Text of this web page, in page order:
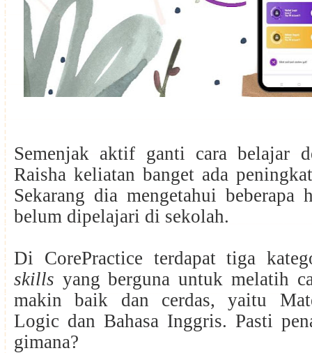
Semenjak aktif ganti cara belajar
Raisha keliatan banget ada
Sekarang dia mengetahui beberapa
belum dipelajari di sekolah.
Di CorePractice terdapat tiga
skills yang berguna untuk melatih
makin baik dan cerdas, yaitu
Logic dan Bahasa Inggris. Pasti
gimana?